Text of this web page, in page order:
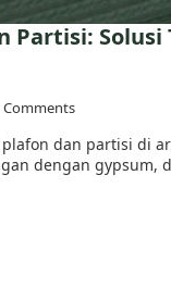
Partisi: Solusi
Comments
dan partisi di
dengan gypsum,